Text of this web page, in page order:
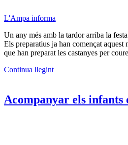
L'Ampa informa
Un any més amb la tardor arriba la
Els preparatius ja han començat aquest
que han preparat les castanyes per
Continua llegint
Acompanyar els infants